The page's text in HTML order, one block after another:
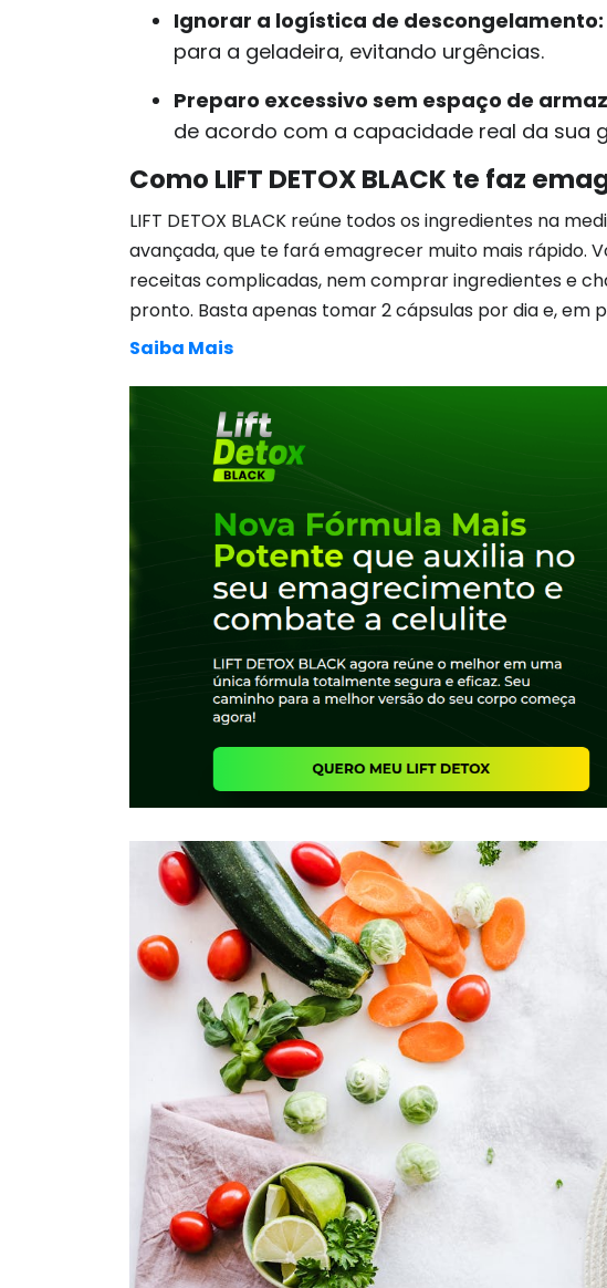
Ignorar a logística de descongelamento:
para a geladeira, evitando urgências.
Preparo excessivo sem espaço de
de acordo com a capacidade real da sua
Como LIFT DETOX BLACK te faz
LIFT DETOX BLACK reúne todos os ingredientes na
avançada, que te fará emagrecer muito mais rápido.
receitas complicadas, nem comprar ingredientes e
pronto. Basta apenas tomar 2 cápsulas por dia e, em
Saiba Mais